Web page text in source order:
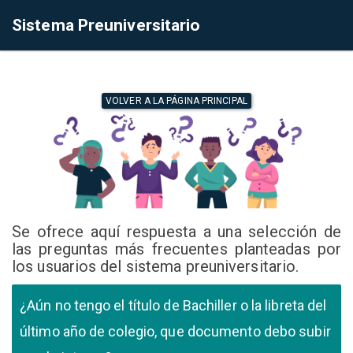
Sistema Preuniversitario
VOLVER A LA PÁGINA PRINCIPAL
Se ofrece aquí respuesta a una selección de
las preguntas más frecuentes planteadas por
los usuarios del sistema preuniversitario.
¿Aún no tengo el título de Bachiller o la libreta del
último año de colegio, que documento debo subir